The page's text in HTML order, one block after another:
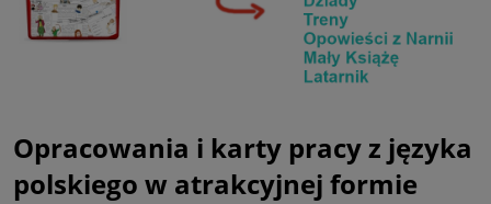
Opracowania i karty pracy z języka
polskiego w atrakcyjnej formie